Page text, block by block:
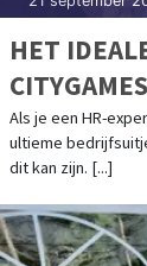
HET
Als je een HR-
ultieme
dit kan zijn. [...]